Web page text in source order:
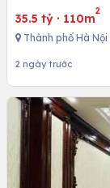
35.5 tỷ · 110m
2
Thành phố Hà Nội
2 ngày trước